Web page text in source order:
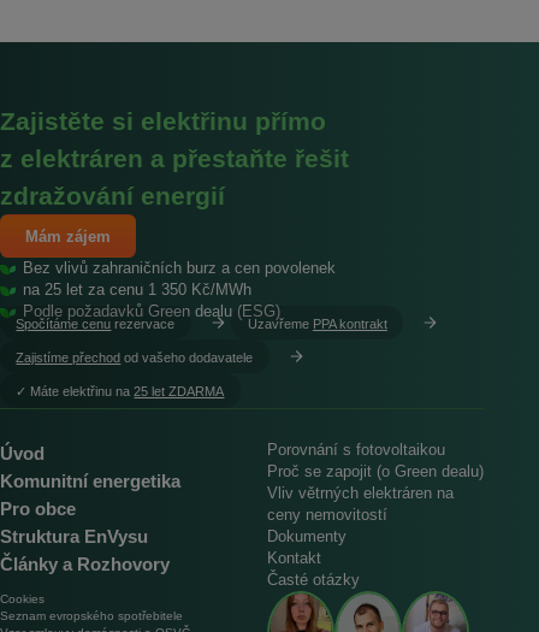
Zajistěte si elektřinu přímo
z elektráren a přestaňte řešit
zdražování energií
Mám zájem
Bez vlivů zahraničních burz a cen povolenek
na 25 let za cenu 1 350 Kč/MWh
Podle požadavků Green dealu (ESG)
Spočítáme cenu rezervace Uzavřeme PPA kontrakt
Zajistíme přechod od vašeho dodavatele
︎✓ Máte elektřinu na25 let ZDARMA
Úvod
Komunitní energetika
Pro obce
Struktura EnVysu
Články a Rozhovory
Porovnání s fotovoltaikou
Proč se zapojit (o Green dealu)
Vliv větrných elektráren na
ceny nemovitostí
Dokumenty
Kontakt
Časté otázky
Cookies
Seznam evropského spotřebitele